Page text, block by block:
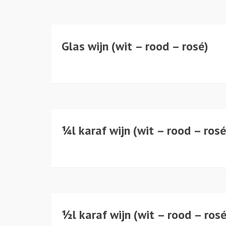
Glas wijn (wit – rood – rosé)
¼l karaf wijn (wit – rood –
½l karaf wijn (wit – rood –